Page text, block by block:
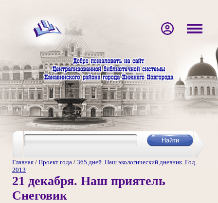
Главная / Проект года / 365 дней. Наш экологический дневник. Год
2013
21 декабря. Наш приятель
Снеговик